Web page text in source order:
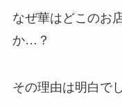
なぜ華はどこのお
か…？
その理由は明白でし